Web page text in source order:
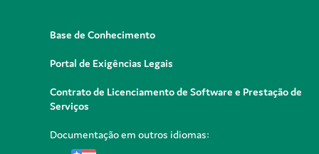
Base de Conhecimento
Portal de Exigências Legais
Contrato de Licenciamento de Software e Prestação de
Serviços
Documentação em outros idiomas: